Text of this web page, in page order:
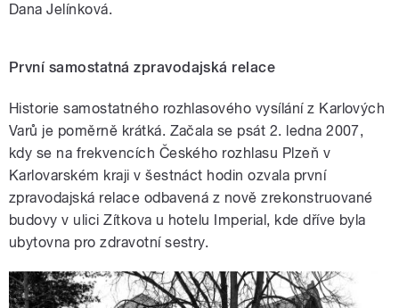
Dana Jelínková.
První samostatná zpravodajská relace
Historie samostatného rozhlasového vysílání z Karlových
Varů je poměrně krátká. Začala se psát 2. ledna 2007,
kdy se na frekvencích Českého rozhlasu Plzeň v
Karlovarském kraji v šestnáct hodin ozvala první
zpravodajská relace odbavená z nově zrekonstruované
budovy v ulici Zítkova u hotelu Imperial, kde dříve byla
ubytovna pro zdravotní sestry.